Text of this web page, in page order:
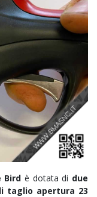
Bird è dotata di due
taglio apertura 23